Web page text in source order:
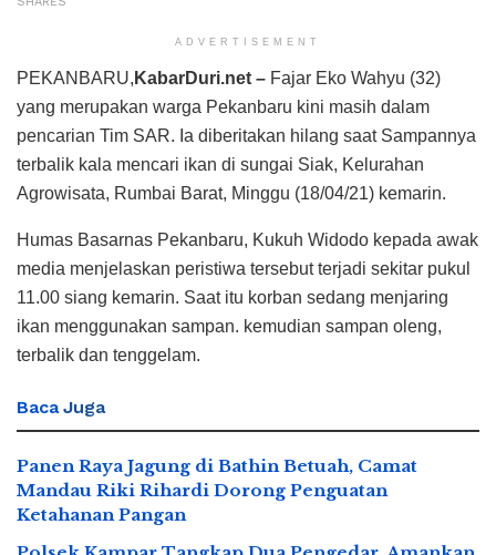
ADVERTISEMENT
PEKANBARU, KabarDuri.net – Fajar Eko Wahyu (32)
yang merupakan warga Pekanbaru kini masih dalam
pencarian Tim SAR. Ia diberitakan hilang saat Sampannya
terbalik kala mencari ikan di sungai Siak, Kelurahan
Agrowisata, Rumbai Barat, Minggu (18/04/21) kemarin.
Humas Basarnas Pekanbaru, Kukuh Widodo kepada awak
media menjelaskan peristiwa tersebut terjadi sekitar pukul
11.00 siang kemarin. Saat itu korban sedang menjaring
ikan menggunakan sampan. kemudian sampan oleng,
terbalik dan tenggelam.
Baca Juga
Panen Raya Jagung di Bathin Betuah, Camat
Mandau Riki Rihardi Dorong Penguatan
Ketahanan Pangan